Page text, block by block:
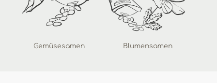
Gemüsesamen Blumensamen